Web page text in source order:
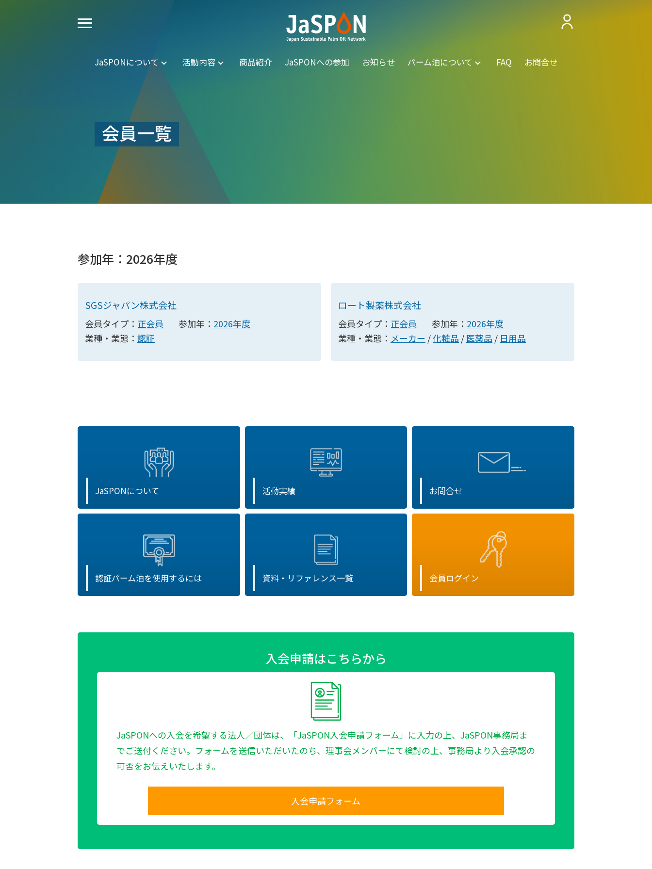
JaSPONについて 活動内容 商品紹介 JaSPONへの参加 お知らせ パーム油について FAQ お問合せ
会員一覧
参加年：2026年度
SGSジャパン株式会社
会員タイプ： 正会員 参加年： 2026年度
業種・業態： 認証
ロート製薬株式会社
会員タイプ： 正会員 参加年： 2026年度
業種・業態： メーカー /化粧品 /医薬品 / 日用品
JaSPONについて 活動実績 お問合せ
認証パーム油を使用するには 資料・リファレンス一覧 会員ログイン
入会申請はこちらから
JaSPONへの入会を希望する法人／団体は、「JaSPON入会申請フォーム」に入力の上、JaSPON事務局ま
でご送付ください。フォームを送信いただいたのち、理事会メンバーにて検討の上、事務局より入会承認の
可否をお伝えいたします。
入会申請フォーム